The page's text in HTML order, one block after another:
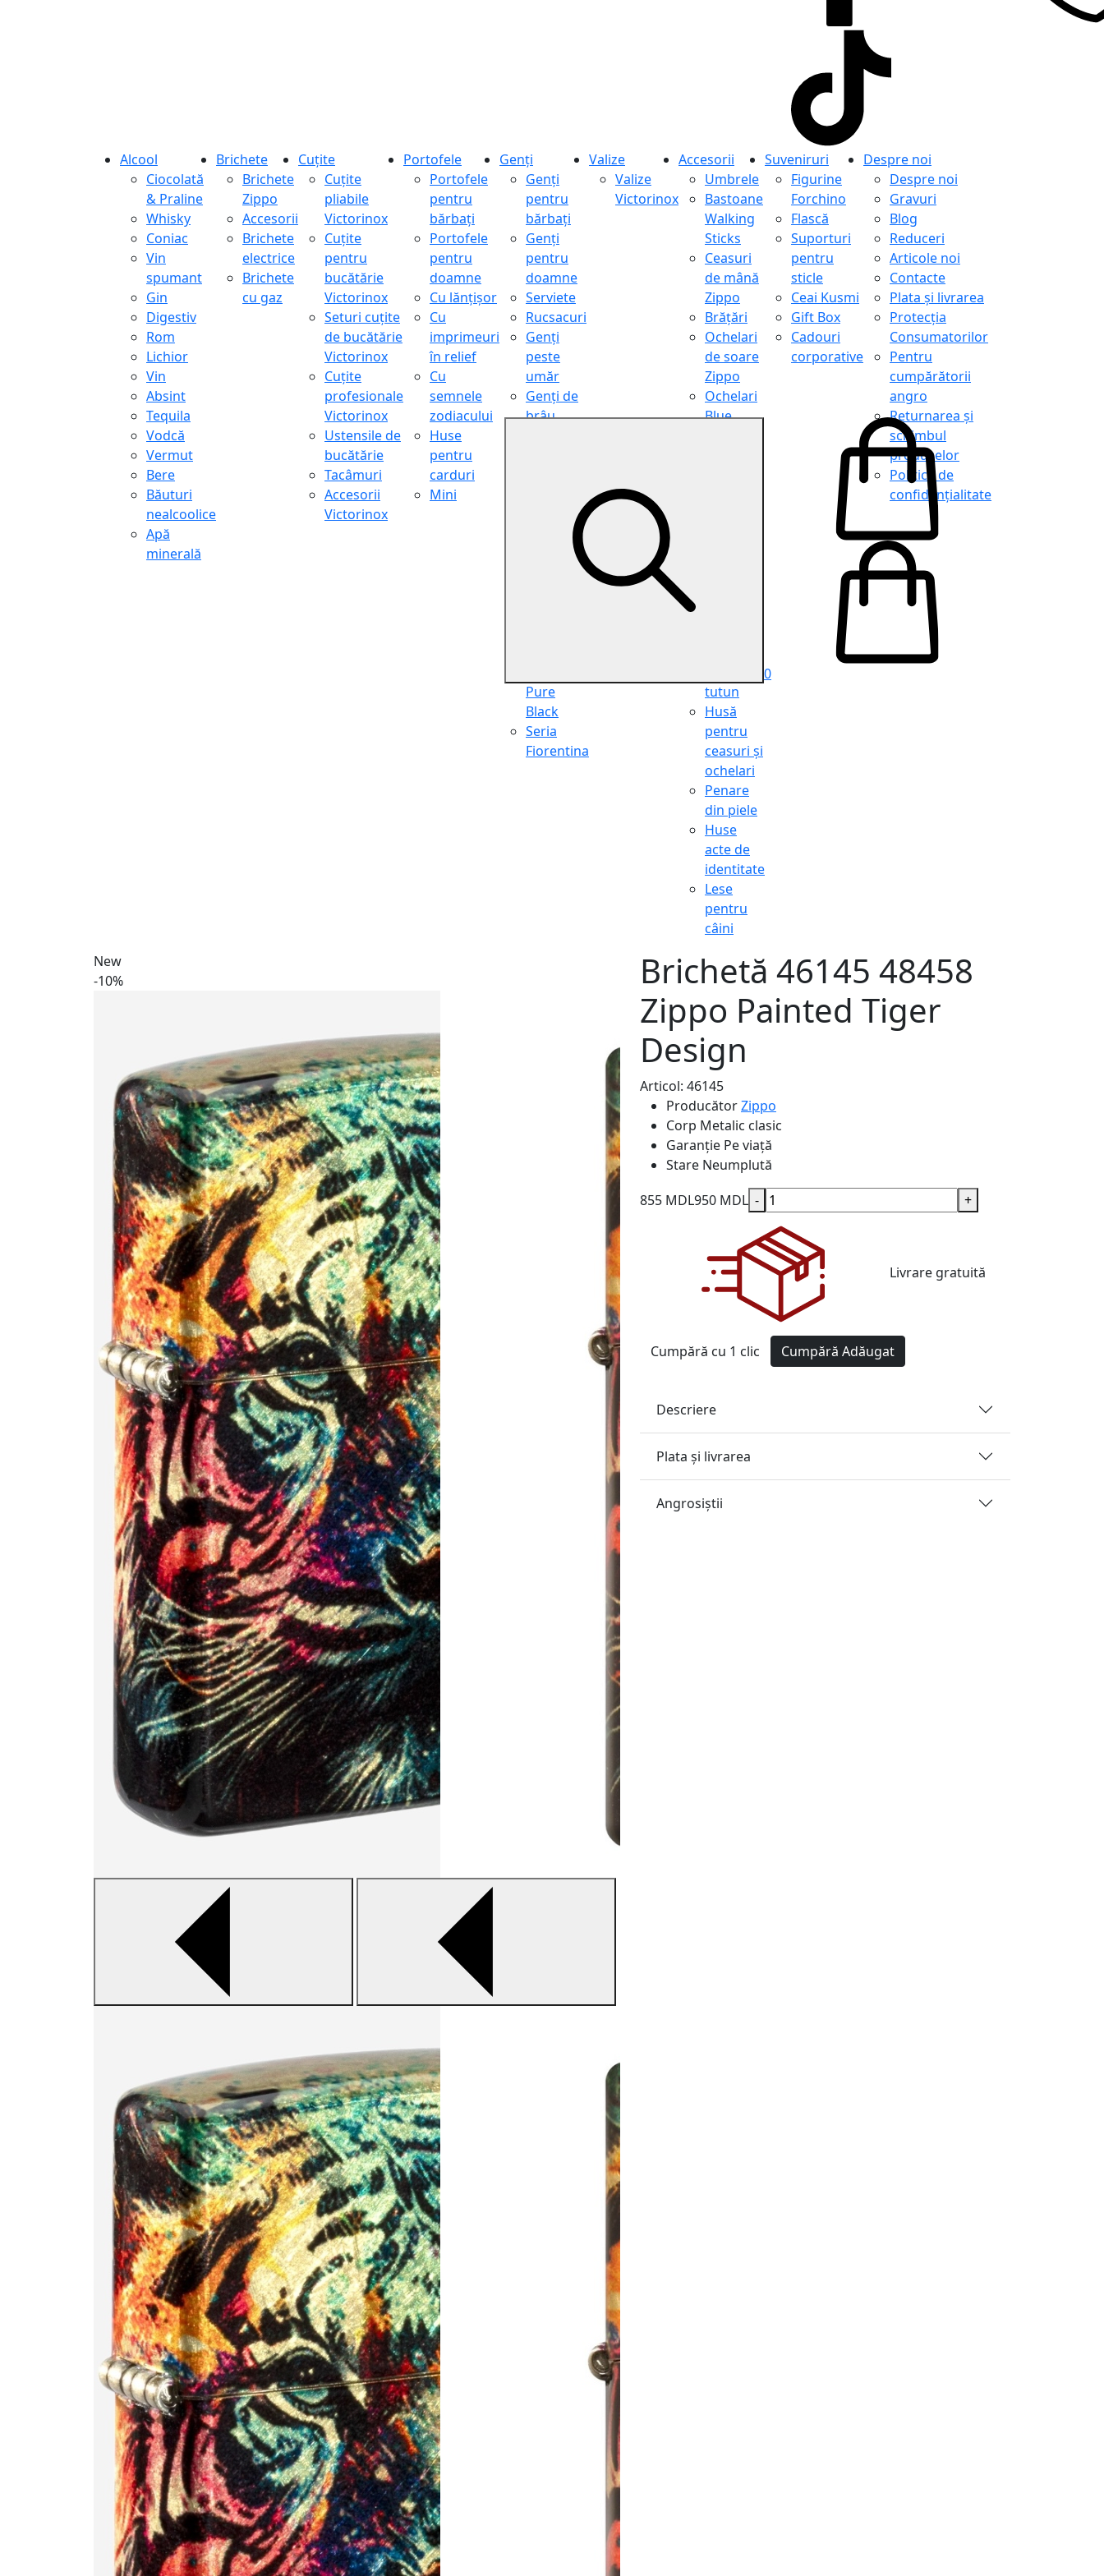
Alcool
Ciocolată
& Praline
Whisky
Coniac
Vin
spumant
Gin
Digestiv
Rom
Lichior
Vin
Absint
Tequila
Vodcă
Vermut
Bere
Băuturi
nealcoolice
Apă
minerală
Brichete
Brichete
Zippo
Accesorii
Brichete
electrice
Brichete
cu gaz
Cuțite
Cuțite
pliabile
Victorinox
Cuțite
pentru
bucătărie
Victorinox
Seturi cuțite
de bucătărie
Victorinox
Cuțite
profesionale
Victorinox
Ustensile de
bucătărie
Tacâmuri
Accesorii
Victorinox
Portofele
Portofele
pentru
bărbați
Portofele
pentru
doamne
Cu lănțișor
Cu
imprimeuri
în relief
Cu
semnele
zodiacului
Huse
pentru
carduri
Mini
Genți
Genți
pentru
bărbați
Genți
pentru
doamne
Serviete
Rucsacuri
Genți
peste
umăr
Genți de
brâu
cosmetice
Pure
Black
Seria
Fiorentina
Valize
Valize
Victorinox
Accesorii
Umbrele
Bastoane
Walking
Sticks
Ceasuri
de mână
Zippo
Brățări
Ochelari
de soare
Zippo
Ochelari
Blue
tutun
Husă
pentru
ceasuri și
ochelari
Penare
din piele
Huse
acte de
identitate
Lese
pentru
câini
Suveniruri
Figurine
Forchino
Flască
Suporturi
pentru
sticle
Ceai Kusmi
Gift Box
Cadouri
corporative
Despre noi
Despre noi
Gravuri
Blog
Reduceri
Articole noi
Contacte
Plata și livrarea
Protecţia
Consumatorilor
Pentru
cumpărătorii
angro
Returnarea și
schimbul
produselor
Politica de
confidențialitate
0
New
-10%
Brichetă 46145 48458
Zippo Painted Tiger
Design
Articol: 46145
ProducătorZippo
Corp Metalic clasic
Garanție Pe viață
Stare Neumplută
855 MDL950 MDL - +
Livrare gratuită
Cumpără cu 1 clic Cumpără Adăugat
Descriere
Plata și livrarea
Angrosiştii